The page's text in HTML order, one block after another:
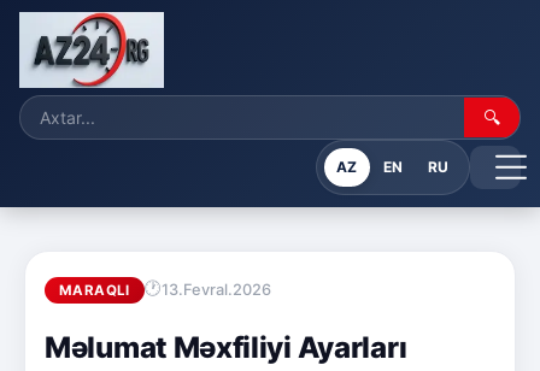
🔍
AZ EN RU
MARAQLI 13.Fevral.2026
Məlumat Məxfiliyi Ayarları